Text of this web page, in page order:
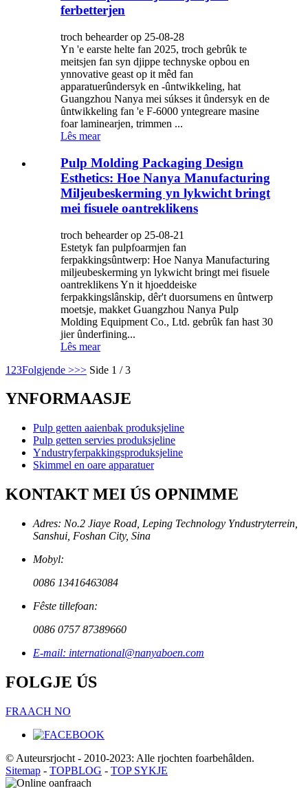
ferbetterjen
troch behearder op 25-08-28
Yn 'e earste helte fan 2025, troch gebrûk te
meitsjen fan syn djippe technyske opbou en
ynnovative geast op it mêd fan
apparatuerûndersyk en -ûntwikkeling, hat
Guangzhou Nanya mei súkses it ûndersyk en de
ûntwikkeling fan 'e F-6000 yntegreare masine
foar laminearjen, trimmen ...
Lês mear
Pulp Molding Packaging Design
Esthetics: Hoe Nanya Manufacturing
Miljeubeskerming yn lykwicht bringt
mei fisuele oantreklikens
troch behearder op 25-08-21
Estetyk fan pulpfoarmjen fan
ferpakkingsûntwerp: Hoe Nanya Manufacturing
miljeubeskerming yn lykwicht bringt mei fisuele
oantreklikens Yn it hjoeddeiske
ferpakkingslânskip, dêr't duorsumens en ûntwerp
moetsje, makket Guangzhou Nanya Pulp
Molding Equipment Co., Ltd. gebrûk fan hast 30
jier ûnderfining...
Lês mear
1 23Folgjende >>> Side 1 / 3
YNFORMAASJE
Pulp getten aaienbak produksjeline
Pulp getten servies produksjeline
Yndustryferpakkingsproduksjeline
Skimmel en oare apparatuer
KONTAKT MEI ÚS OPNIMME
Adres: No.2 Jiaye Road, Leping Technology Yndustryterrein,
Sanshui, Foshan City, Sina
Mobyl:
0086 13416463084
Fêste tillefoan:
0086 0757 87389660
E-mail: international@nanyaboen.com
FOLGJE ÚS
FRAACH NO
© Auteursrjocht - 2010-2023: Alle rjochten foarbehâlden.
Sitemap - TOPBLOG - TOP SYKJE